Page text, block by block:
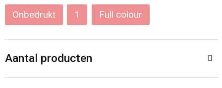
Kledingtassen
Katoenen draagtassen
Onbedrukt 1 Full colour
Aantal producten